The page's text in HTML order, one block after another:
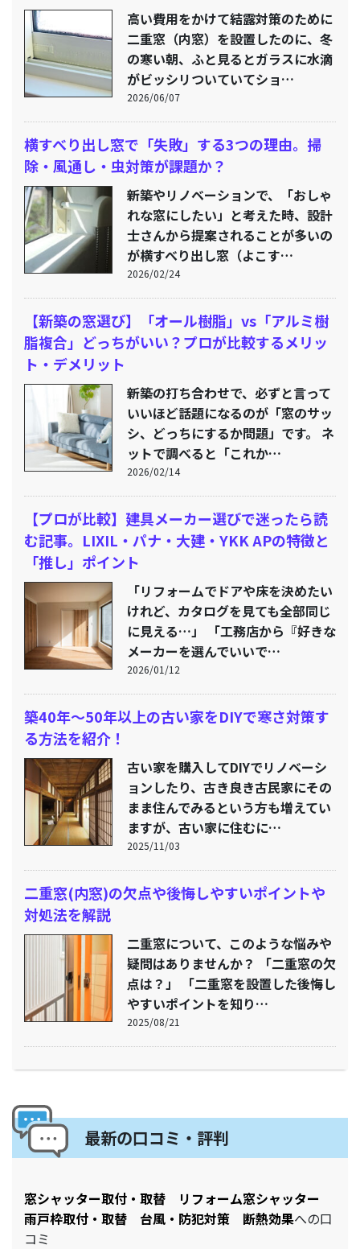
高い費用をかけて結露対策のために
二重窓（内窓）を設置したのに、冬
の寒い朝、ふと見るとガラスに水滴
がビッシリついていてショ…
2026/06/07
横すべり出し窓で「失敗」する3つの理由。掃
除・風通し・虫対策が課題か？
新築やリノベーションで、「おしゃ
れな窓にしたい」と考えた時、設計
士さんから提案されることが多いの
が横すべり出し窓（よこす…
2026/02/24
【新築の窓選び】「オール樹脂」vs「アルミ樹
脂複合」どっちがいい？プロが比較するメリッ
ト・デメリット
新築の打ち合わせで、必ずと言って
いいほど話題になるのが「窓のサッ
シ、どっちにするか問題」です。 ネ
ットで調べると「これか…
2026/02/14
【プロが比較】建具メーカー選びで迷ったら読
む記事。LIXIL・パナ・大建・YKK APの特徴と
「推し」ポイント
「リフォームでドアや床を決めたい
けれど、カタログを見ても全部同じ
に見える…」 「工務店から『好きな
メーカーを選んでいいで…
2026/01/12
築40年〜50年以上の古い家をDIYで寒さ対策す
る方法を紹介！
古い家を購入してDIYでリノベーシ
ョンしたり、古き良き古民家にその
まま住んでみるという方も増えてい
ますが、古い家に住むに…
2025/11/03
二重窓(内窓)の欠点や後悔しやすいポイントや
対処法を解説
二重窓について、このような悩みや
疑問はありませんか？ 「二重窓の欠
点は？」 「二重窓を設置した後悔し
やすいポイントを知り…
2025/08/21
最新の口コミ・評判
窓シャッター取付・取替 リフォーム窓シャッター
雨戸枠取付・取替 台風・防犯対策 断熱効果への口
コミ